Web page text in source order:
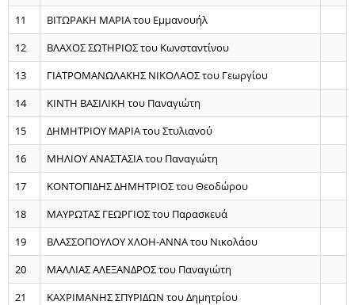
11
ΒΙΤΩΡΑΚΗ ΜΑΡΙΑ του Εμμανουήλ
12
ΒΛΑΧΟΣ ΣΩΤΗΡΙΟΣ του Κωνσταντίνου
13
ΓΙΑΤΡΟΜΑΝΩΛΑΚΗΣ ΝΙΚΟΛΑΟΣ του Γεωργίου
14
ΚΙΝΤΗ ΒΑΣΙΛΙΚΗ του Παναγιώτη
15
ΔΗΜΗΤΡΙΟΥ ΜΑΡΙΑ του Στυλιανού
16
ΜΗΛΙΟΥ ΑΝΑΣΤΑΣΙΑ του Παναγιώτη
17
ΚΟΝΤΟΠΙΔΗΣ ΔΗΜΗΤΡΙΟΣ του Θεοδώρου
18
ΜΑΥΡΩΤΑΣ ΓΕΩΡΓΙΟΣ του Παρασκευά
19
ΒΛΑΣΣΟΠΟΥΛΟΥ ΧΛΟΗ-ΑΝΝΑ του Νικολάου
20
ΜΑΛΛΙΑΣ ΑΛΕΞΑΝΔΡΟΣ του Παναγιώτη
21
ΚΑΧΡΙΜΑΝΗΣ ΣΠΥΡΙΔΩΝ του Δημητρίου